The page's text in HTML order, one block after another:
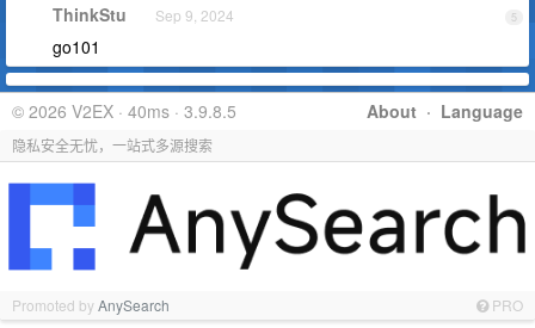
5
ThinkStu Sep 9, 2024
go101
About · Language
© 2026 V2EX · 40ms · 3.9.8.5
隐私安全无忧，一站式多源搜索
Promoted byAnySearch PRO